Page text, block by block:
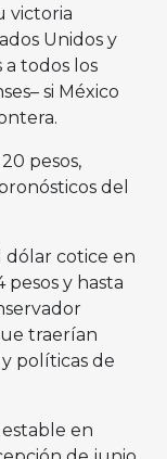
victoria
Unidos y
a todos los
si México
pesos,
del
dólar cotice en
pesos y hasta
traerían
políticas de
en